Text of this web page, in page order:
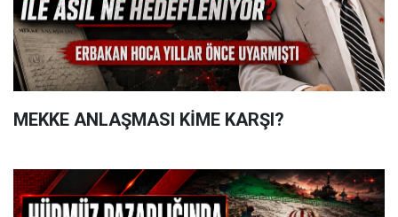
MEKKE ANLAŞMASI KİME KARŞI?